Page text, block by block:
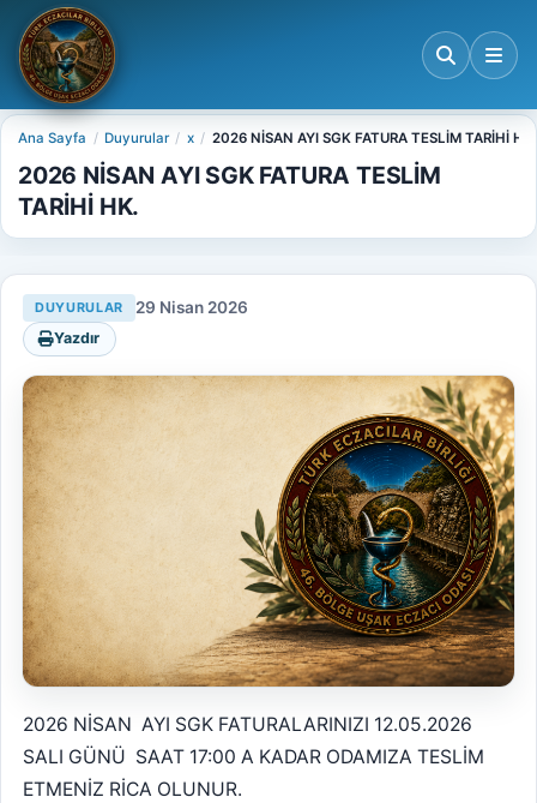
Ana Sayfa Duyurular x 2026 NİSAN AYI SGK FATURA TESLİM TARİHİ HK.
2026 NİSAN AYI SGK FATURA TESLİM
TARİHİ HK.
DUYURULAR 29 Nisan 2026
Yazdır
2026 NİSAN AYI SGK FATURALARINIZI 12.05.2026
SALI GÜNÜ SAAT 17:00 A KADAR ODAMIZA TESLİM
ETMENİZ RİCA OLUNUR.